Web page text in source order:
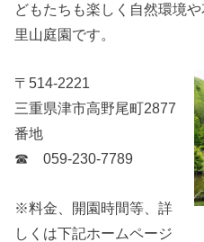
どもたちも楽しく自然環境
里山庭園です。
〒514-2221
三重県津市高野尾町2877
番地
☎ 059-230-7789
※料金、開園時間等、詳
しくは下記ホームページ